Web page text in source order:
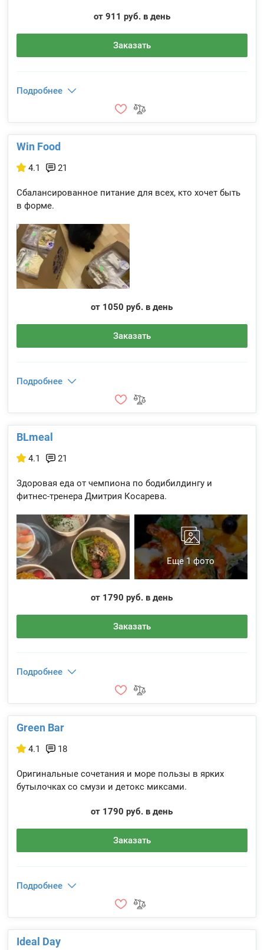
от 911 руб. в день
Заказать
Подробнее
Win Food
4.1 21
Сбалансированное питание для всех, кто хочет быть
в форме.
от 1050 руб. в день
Заказать
Подробнее
BLmeal
4.1 21
Здоровая еда от чемпиона по бодибилдингу и
фитнес-тренера Дмитрия Косарева.
Еще 1 фото
от 1790 руб. в день
Заказать
Подробнее
Green Bar
4.1 18
Оригинальные сочетания и море пользы в ярких
бутылочках со смузи и детокс миксами.
от 1790 руб. в день
Заказать
Подробнее
Ideal Day